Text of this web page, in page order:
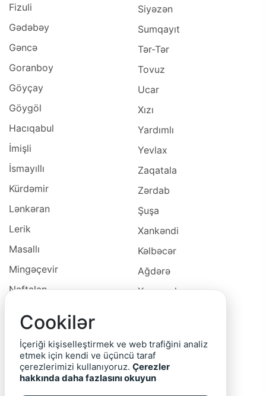
Fizuli
Gədəbəy
Gəncə
Goranboy
Göyçay
Göygöl
Hacıqabul
İmişli
İsmayıllı
Kürdəmir
Lənkəran
Lerik
Masallı
Mingəçevir
Naftalan
Neftçala
Oğuz
Ordubad
Siyəzən
Sumqayıt
Tər-Tər
Tovuz
Ucar
Xızı
Yardımlı
Yevlax
Zaqatala
Zərdab
Şuşa
Xankəndi
Kəlbəcər
Ağdərə
Xocavəd
Cəbrayıl
Qubadlı
Cookilər
İçeriği kişiselleştirmek ve web trafiğini analiz
etmek için kendi ve üçüncü taraf
çerezlerimizi kullanıyoruz. Çerezler
hakkında daha fazlasını okuyun